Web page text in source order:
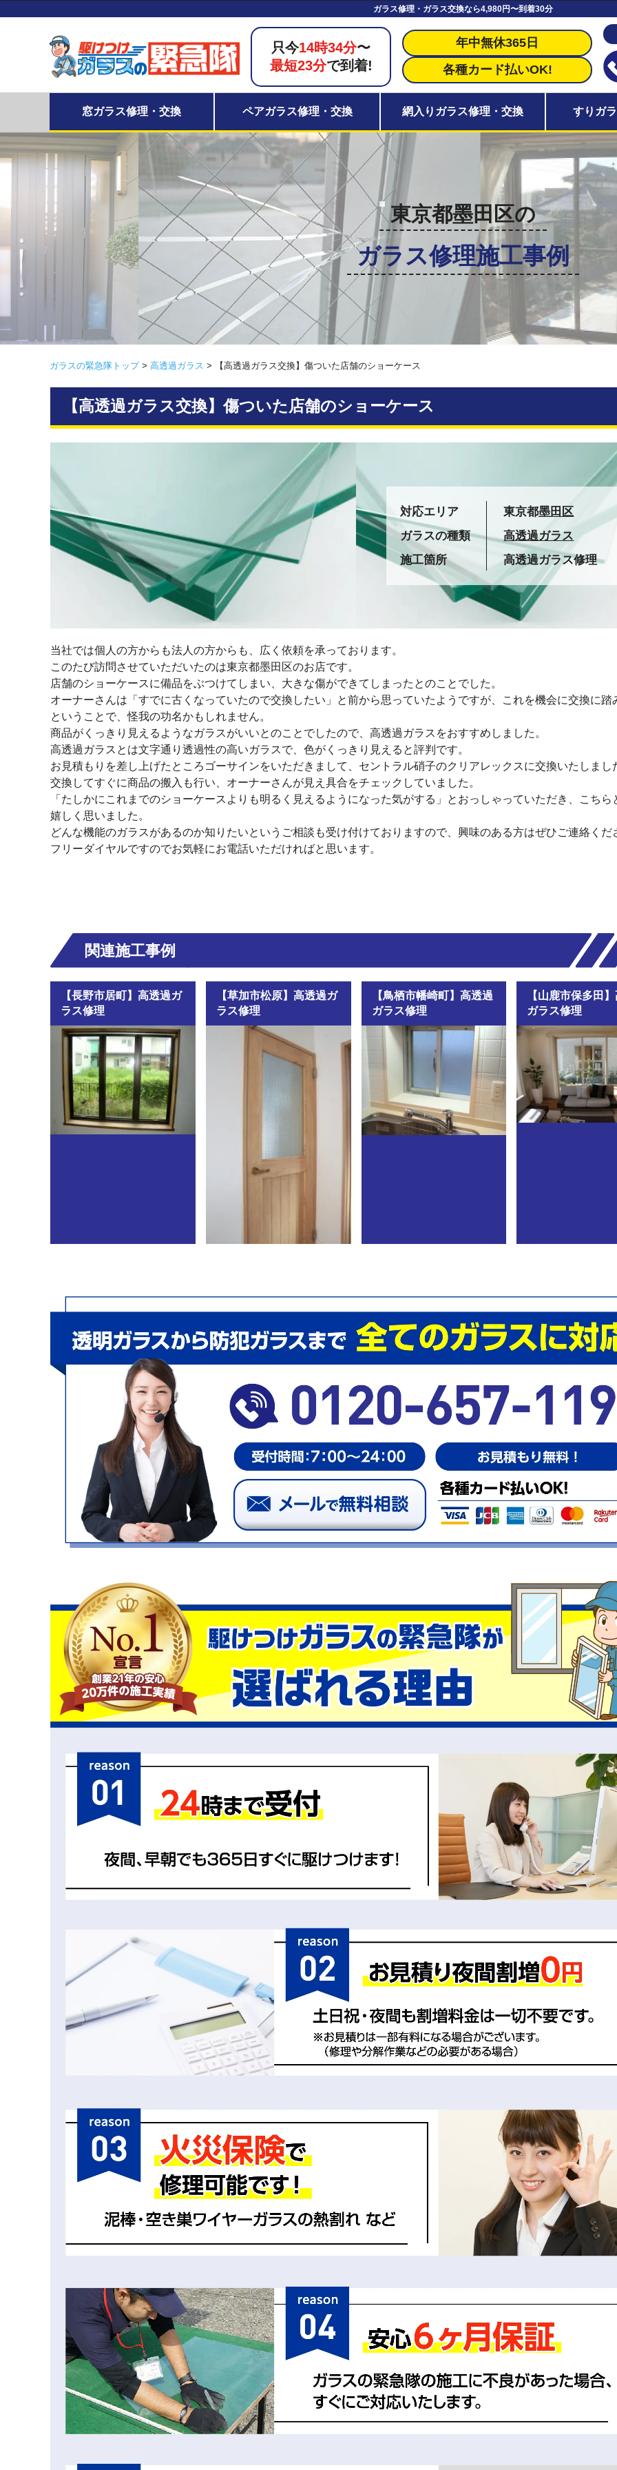
ガラス修理・ガラス交換なら4,980円〜到着30分
只今14時34分〜
最短23分で到着!
年中無休365日
各種カード払いOK!
窓ガラス修理・交換 ペアガラス修理・交換 網入りガラス修理・交換 すりガ
東京都墨田区の
ガラス修理施工事例
ガラスの緊急隊トップ> 高透過ガラス > 【高透過ガラス交換】傷ついた店舗のショーケース
【高透過ガラス交換】傷ついた店舗のショーケース
対応エリア 東京都墨田区
ガラスの種類
高透過ガラス
施工箇所
高透過ガラス修理
当社では個人の方からも法人の方からも、広く依頼を承っております。
このたび訪問させていただいたのは東京都墨田区のお店です。
店舗のショーケースに備品をぶつけてしまい、大きな傷ができてしまったとのことでした。
オーナーさんは「すでに古くなっていたので交換したい」と前から思っていたようですが、これを機会に交換に踏
ということで、怪我の功名かもしれません。
商品がくっきり見えるようなガラスがいいとのことでしたので、高透過ガラスをおすすめしました。
高透過ガラスとは文字通り透過性の高いガラスで、色がくっきり見えると評判です。
お見積もりを差し上げたところゴーサインをいただきまして、セントラル硝子のクリアレックスに交換いたしまし
交換してすぐに商品の搬入も行い、オーナーさんが見え具合をチェックしていました。
「たしかにこれまでのショーケースよりも明るく見えるようになった気がする」とおっしゃっていただき、こちら
嬉しく思いました。
どんな機能のガラスがあるのか知りたいというご相談も受け付けておりますので、興味のある方はぜひご連絡くだ
フリーダイヤルですのでお気軽にお電話いただければと思います。
関連施工事例
【長野市居町】高透過ガ
ラス修理
【草加市松原】高透過ガ
ラス修理
【鳥栖市幡崎町】高透過
ガラス修理
【山鹿市保多田
ガラス修理